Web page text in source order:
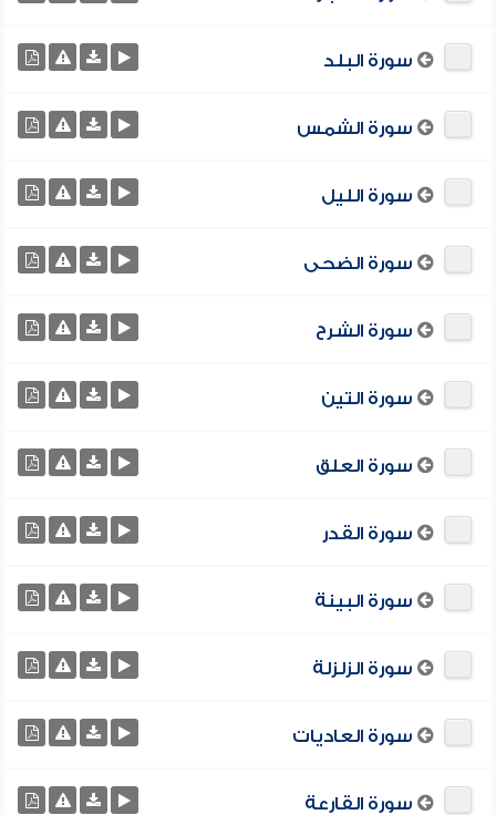
سورة البلد
سورة الشمس
سورة الليل
سورة الضحى
سورة الشرح
سورة التين
سورة العلق
سورة القدر
سورة البينة
سورة الزلزلة
سورة العاديات
سورة القارعة